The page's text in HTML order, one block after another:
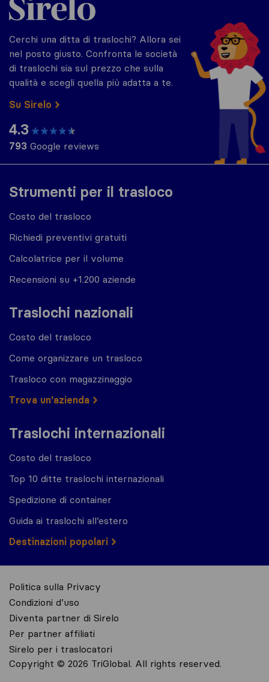
Strumenti per il trasloco
Costo del trasloco
Richiedi preventivi gratuiti
Calcolatrice per il volume
Recensioni su +1.200 aziende
Traslochi nazionali
Costo del trasloco
Come organizzare un trasloco
Trasloco con magazzinaggio
Trova un'azienda
Traslochi internazionali
Costo del trasloco
Top 10 ditte traslochi internazionali
Spedizione di container
Guida ai traslochi all’estero
Destinazioni popolari
Cerchi una ditta di traslochi? Allora sei
nel posto giusto. Confronta le società
di traslochi sia sul prezzo che sulla
qualità e scegli quella più adatta a te.
Su Sirelo
4.3
793 Google reviews
Politica sulla Privacy
Condizioni d’uso
Diventa partner di Sirelo
Per partner affiliati
Sirelo per i traslocatori
Copyright © 2026 TriGlobal. All rights reserved.